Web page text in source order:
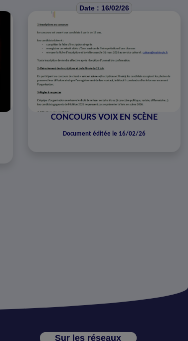
Date : 16/02/26
CONCOURS VOIX EN SCÈNE
Document éditée le 16/02/26
Sur les réseaux